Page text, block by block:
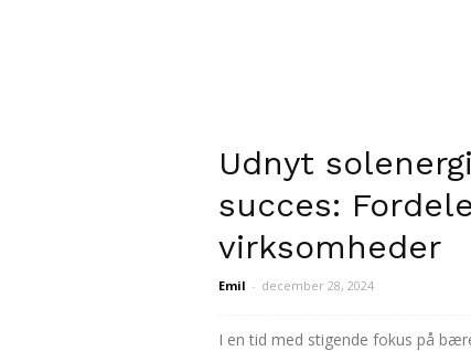
Udnyt
succes:
virksomheder
Emil - december 28, 2024
I en tid med stigende fokus på